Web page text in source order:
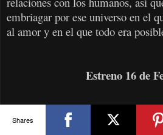
embriagar por ese universo en el
al amor y en el que todo era
Estreno 16 de
ANNIHILATION
Shares